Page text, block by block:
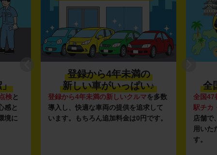
」
検と
感と
境に
登録から4年未満の
新しい車がいっぱい♪
登録から4年未満の新しいクルマを多数
導入し、快適な車両の提供を追求して
います。もちろん追加料金は0円です。
全
全国47
駅チカ
店舗で
用いた
す。